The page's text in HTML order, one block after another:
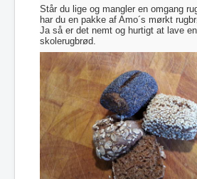
Står du lige og mangler en omgang
har du en pakke af Amo´s mørkt
Ja så er det nemt og hurtigt at lave
skolerugbrød.